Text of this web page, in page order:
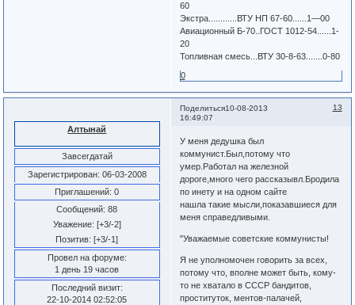
60
Экстра............ВТУ НП 67-60......1—00
Авиационный Б-70..ГОСТ 1012-54......1-
20
Топливная смесь...ВТУ 30-8-63.......0-80
0
Поделиться 13
10-08-2013
16:49:07
Алтынай
Завсегдатай
Зарегистрирован: 06-03-2008
Приглашений: 0
Сообщений: 88
Уважение: [+3/-2]
Позитив: [+3/-1]
Провел на форуме:
1 день 19 часов
Последний визит:
22-10-2014 02:52:05
У меня дедушка был
коммунист.Был,потому что
умер.Работал на железной
дороге,много чего рассказывл.Бродила
по инету и на одном сайте
нашла такие мысли,показавшиеся для
меня справедливыми.
"Уважаемые советские коммунисты!
Я не уполномочен говорить за всех,
потому что, вполне может быть, кому-
то не хватало в СССР бандитов,
проституток, ментов-палачей,